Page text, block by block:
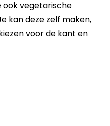
ook vegetarische
kan deze zelf maken,
voor de kant en